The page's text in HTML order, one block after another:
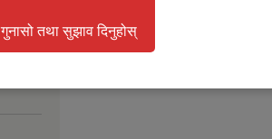
गुनासो तथा सुझाव दिनुहोस्